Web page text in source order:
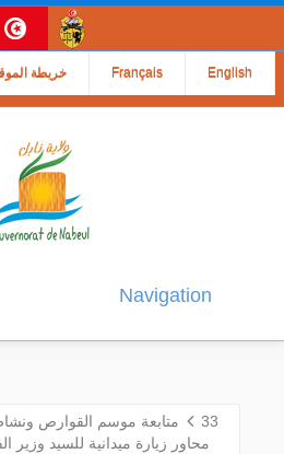
خريطة Français English
Navigation
33
متابعة موسم القوارص
محاور زيارة ميدانية للسيد وزير